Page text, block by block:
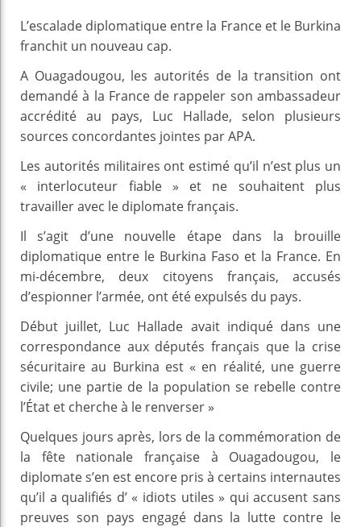
L’escalade diplomatique entre la France et le Burkina
franchit un nouveau cap.
A Ouagadougou, les autorités de la transition ont
demandé à la France de rappeler son ambassadeur
accrédité au pays, Luc Hallade, selon plusieurs
sources concordantes jointes par APA.
Les autorités militaires ont estimé qu’il n’est plus un
« interlocuteur fiable » et ne souhaitent plus
travailler avec le diplomate français.
Il s’agit d’une nouvelle étape dans la brouille
diplomatique entre le Burkina Faso et la France. En
mi-décembre, deux citoyens français, accusés
d’espionner l’armée, ont été expulsés du pays.
Début juillet, Luc Hallade avait indiqué dans une
correspondance aux députés français que la crise
sécuritaire au Burkina est « en réalité, une guerre
civile; une partie de la population se rebelle contre
l’État et cherche à le renverser »
Quelques jours après, lors de la commémoration de
la fête nationale française à Ouagadougou, le
diplomate s’en est encore pris à certains internautes
qu’il a qualifiés d’ « idiots utiles » qui accusent sans
preuves son pays engagé dans la lutte contre le